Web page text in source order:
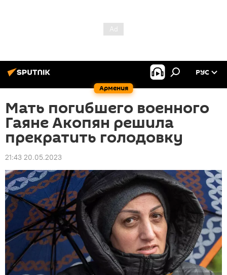
Армения
РУС
Мать погибшего военного
Гаяне Акопян решила
прекратить голодовку
21:43 20.05.2023